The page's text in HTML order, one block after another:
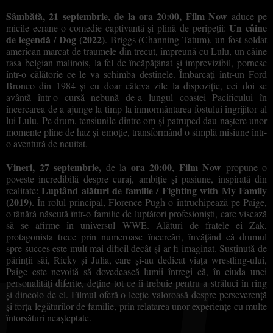
Sâmbătă, 21 septembrie,de la ora 20:00, Film Now aduce pe
micile ecrane o comedie captivantă și plină de peripeții:Un câine
de legendă / Dog (2022). Briggs (Channing Tatum), un fost soldat
american marcat de traumele din trecut, împreună cu Lulu, un câine
rasa belgian malinois, la fel de încăpățânat și imprevizibil, pornesc
într-o călătorie ce le va schimba destinele. Îmbarcați într-un Ford
Bronco din 1984 și cu doar câteva zile la dispoziție, cei doi se
avântă într-o cursă nebună de-a lungul coastei Pacificului în
încercarea de a ajunge la timp la înmormântarea fostului îngrijitor al
lui Lulu. Pe drum, tensiunile dintre om și patruped dau naștere unor
momente pline de haz și emoție, transformând o simplă misiune într-
o aventură de neuitat.
Vineri, 27 septembrie, de la ora 20:00, Film Now propune o
poveste incredibilă despre curaj, ambiție și pasiune, inspirată din
realitate:Luptând alături de familie / Fighting with My Family
(2019). În rolul principal, Florence Pugh o întruchipează pe Paige,
o tânără născută într-o familie de luptători profesioniști, care visează
să se afirme în universul WWE. Alături de fratele ei Zak,
protagonista trece prin numeroase încercări, învățând că drumul
spre succes este mult mai dificil decât și-ar fi imaginat. Susținută de
părinții săi, Ricky și Julia, care și-au dedicat viața wrestling-ului,
Paige este nevoită să dovedească lumii întregi că, în ciuda unei
personalități diferite, deține tot ce îi trebuie pentru a străluci în ring
și dincolo de el. Filmul oferă o lecție valoroasă despre perseverență
și forța legăturilor de familie, prin relatarea unor experiențe cu multe
întorsături neașteptate.